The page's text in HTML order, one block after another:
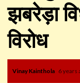
झबरेड़ा
विरोध
Vinay Kainthola 6 years